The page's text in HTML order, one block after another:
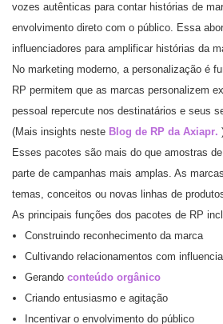
vozes autênticas para contar histórias de
envolvimento direto com o público. Essa
influenciadores para amplificar histórias da
No marketing moderno, a personalização é
RP permitem que as marcas personalizem
pessoal repercute nos destinatários e seus
(Mais insights neste Blog de RP da Axiapr.
Esses pacotes são mais do que amostras
parte de campanhas mais amplas. As
temas, conceitos ou novas linhas de
As principais funções dos pacotes de RP
Construindo reconhecimento da marca
Cultivando relacionamentos com
Gerando conteúdo orgânico
Criando entusiasmo e agitação
Incentivar o envolvimento do público